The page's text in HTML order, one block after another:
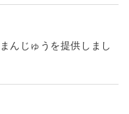
んじゅうを提供しまし